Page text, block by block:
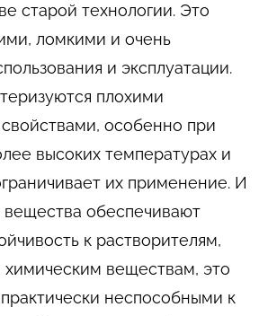
старой технологии. Это
ломкими и очень
и эксплуатации.
плохими
особенно при
высоких температурах и
их применение. И
вещества обеспечивают
к растворителям,
веществам, это
неспособными к